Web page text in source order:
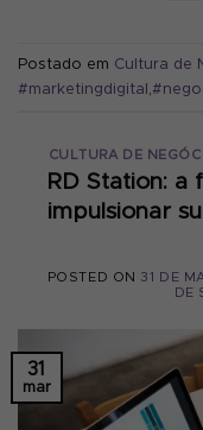
Postado em Cultura de
#marketingdigital ,
CULTURA DE
RD Station:
impulsionar
POSTED ON 31 DE
DE
31
mar